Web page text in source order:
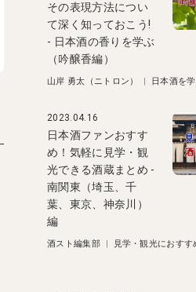
その表現方法につい
て深く知っておこう!
- 日本酒の香りを学ぶ
（吟醸香編）
山岸 勇太（ニトロン） | 日本酒を
2023.04.16
日本酒ファンおすす
め！気軽に見学・観
光できる酒蔵まとめ -
南関東（埼玉、千
葉、東京、神奈川）
編
酒スト編集部| 見学・観光におす